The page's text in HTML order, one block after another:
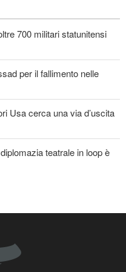
700 militari statunitensi
per il fallimento nelle
Usa cerca una via d’uscita
teatrale in loop è
dichiarazioni del Consiglio